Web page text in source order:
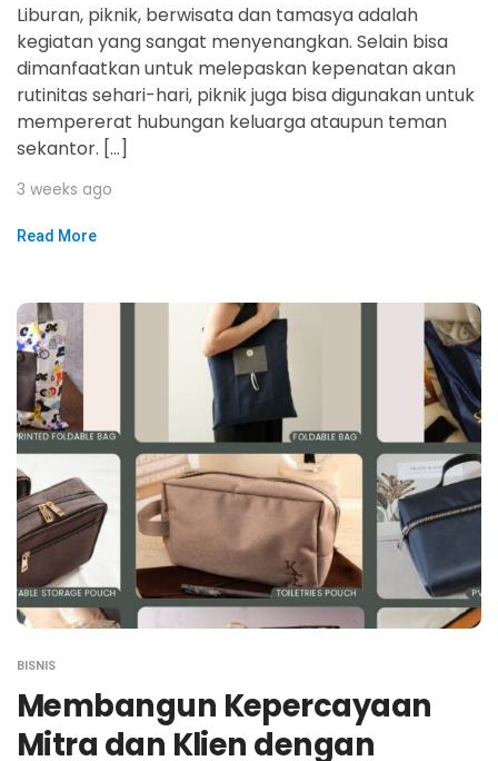
Liburan, piknik, berwisata dan tamasya adalah
kegiatan yang sangat menyenangkan. Selain bisa
dimanfaatkan untuk melepaskan kepenatan akan
rutinitas sehari-hari, piknik juga bisa digunakan untuk
mempererat hubungan keluarga ataupun teman
sekantor. […]
3 weeks ago
Read More
BISNIS
Membangun Kepercayaan
Mitra dan Klien dengan